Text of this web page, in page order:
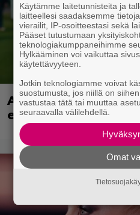
Adam Sandlerin
elokuvasarja saa
Käytämme laitetunnisteita ja
laitteellesi saadaksemme
vierailit, IP-osoitteestasi sekä
Pääset tutustumaan
teknologiakumppaneihimme
Hylkääminen voi vaikuttaa
käytettävyyteen.
Jotkin teknologiamme voivat
suostumusta, jos niillä on
vastustaa tätä tai muuttaa
seuraavalla välilehdellä.
Omat